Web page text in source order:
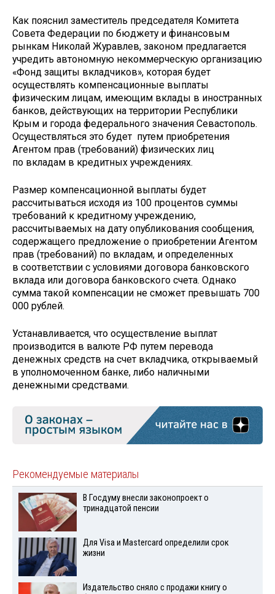
Как пояснил заместитель председателя Комитета
Совета Федерации по бюджету и финансовым
рынкам Николай Журавлев, законом предлагается
учредить автономную некоммерческую организацию
«Фонд защиты вкладчиков», которая будет
осуществлять компенсационные выплаты
физическим лицам, имеющим вклады в иностранных
банков, действующих на территории Республики
Крым и города федерального значения Севастополь.
Осуществляться это будет путем приобретения
Агентом прав (требований) физических лиц
по вкладам в кредитных учреждениях.
Размер компенсационной выплаты будет
рассчитываться исходя из 100 процентов суммы
требований к кредитному учреждению,
рассчитываемых на дату опубликования сообщения,
содержащего предложение о приобретении Агентом
прав (требований) по вкладам, и определенных
в соответствии с условиями договора банковского
вклада или договора банковского счета. Однако
сумма такой компенсации не сможет превышать 700
000 рублей.
Устанавливается, что осуществление выплат
производится в валюте РФ путем перевода
денежных средств на счет вкладчика, открываемый
в уполномоченном банке, либо наличными
денежными средствами.
Рекомендуемые материалы
В Госдуму внесли законопроект о
тринадцатой пенсии
Для Visа и Mastercard определили срок
жизни
Издательство сняло с продажи книгу о